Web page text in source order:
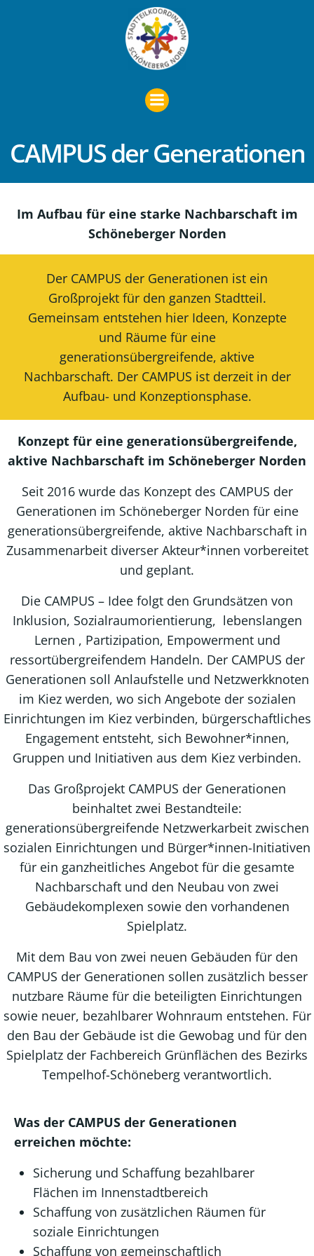
Zum
Inhalt
springen
CAMPUS der Generationen
Im Aufbau für eine starke Nachbarschaft im
Schöneberger Norden
Der CAMPUS der Generationen ist ein
Großprojekt für den ganzen Stadtteil.
Gemeinsam entstehen hier Ideen, Konzepte
und Räume für eine
generationsübergreifende, aktive
Nachbarschaft. Der CAMPUS ist derzeit in der
Aufbau- und Konzeptionsphase.
Konzept für eine generationsübergreifende,
aktive Nachbarschaft im Schöneberger Norden
Seit 2016 wurde das Konzept des CAMPUS der
Generationen im Schöneberger Norden für eine
generationsübergreifende, aktive Nachbarschaft in
Zusammenarbeit diverser Akteur*innen vorbereitet
und geplant.
Die CAMPUS – Idee folgt den Grundsätzen von
Inklusion, Sozialraumorientierung, lebenslangen
Lernen , Partizipation, Empowerment und
ressortübergreifendem Handeln. Der CAMPUS der
Generationen soll Anlaufstelle und Netzwerkknoten
im Kiez werden, wo sich Angebote der sozialen
Einrichtungen im Kiez verbinden, bürgerschaftliches
Engagement entsteht, sich Bewohner*innen,
Gruppen und Initiativen aus dem Kiez verbinden.
Das Großprojekt CAMPUS der Generationen
beinhaltet zwei Bestandteile:
generationsübergreifende Netzwerkarbeit zwischen
sozialen Einrichtungen und Bürger*innen-Initiativen
für ein ganzheitliches Angebot für die gesamte
Nachbarschaft und den Neubau von zwei
Gebäudekomplexen sowie den vorhandenen
Spielplatz.
Mit dem Bau von zwei neuen Gebäuden für den
CAMPUS der Generationen sollen zusätzlich besser
nutzbare Räume für die beteiligten Einrichtungen
sowie neuer, bezahlbarer Wohnraum entstehen. Für
den Bau der Gebäude ist die Gewobag und für den
Spielplatz der Fachbereich Grünflächen des Bezirks
Tempelhof-Schöneberg verantwortlich.
Was der CAMPUS der Generationen
erreichen möchte:
Sicherung und Schaffung bezahlbarer
Flächen im Innenstadtbereich
Schaffung von zusätzlichen Räumen für
soziale Einrichtungen
Schaffung von gemeinschaftlich